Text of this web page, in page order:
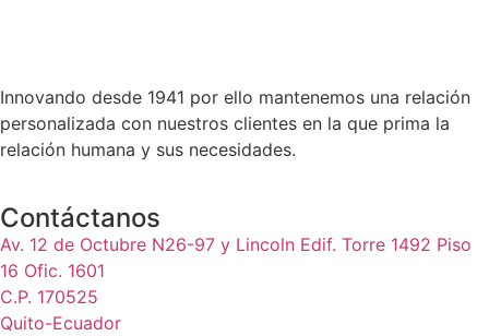
Innovando desde 1941 por ello mantenemos una relación
personalizada con nuestros clientes en la que prima la
relación humana y sus necesidades.
Contáctanos
Av. 12 de Octubre N26-97 y Lincoln Edif. Torre 1492 Piso
16 Ofic. 1601
C.P. 170525
Quito-Ecuador